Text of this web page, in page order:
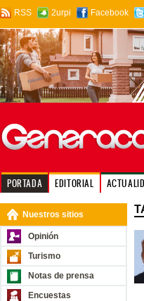
RSS 2urpi Facebook
PORTADA EDITORIAL
Nuestros sitios
Opinión
Turismo
Notas de prensa
Encuestas